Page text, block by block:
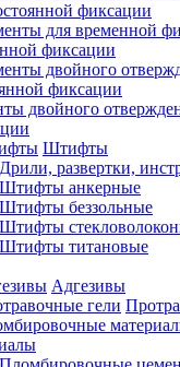
фиксации
фиксации
двойного
Штифты
Дрили, развертки,
Штифты анкерные
Штифты беззольные
Штифты
Штифты титановые
Адгезивы